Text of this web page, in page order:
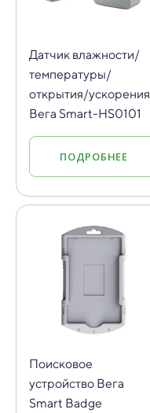
Датчик влажности/
температуры/
открытия/ускорения
Вега Smart-HS0101
ПОДРОБНЕЕ
Поисковое
устройство Вега
Smart Badge